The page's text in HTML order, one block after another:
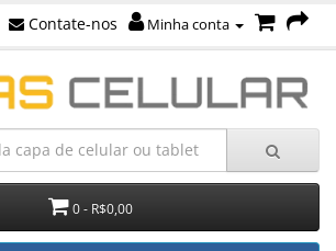
Contate-nos Minha conta
0 - R$0,00